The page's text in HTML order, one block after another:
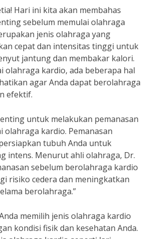
Hari ini kita akan membahas
sebelum memulai olahraga
jenis olahraga yang
cepat dan intensitas tinggi untuk
jantung dan membakar kalori.
olahraga kardio, ada beberapa hal
agar Anda dapat berolahraga
efektif.
untuk melakukan pemanasan
olahraga kardio. Pemanasan
tubuh Anda untuk
intens. Menurut ahli olahraga, Dr.
sebelum berolahraga kardio
risiko cedera dan meningkatkan
berolahraga.”
memilih jenis olahraga kardio
kondisi fisik dan kesehatan Anda.